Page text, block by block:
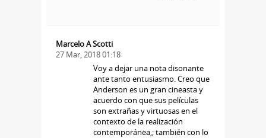
Marcelo A Scotti
27 Mar, 2018 01:18
Voy a dejar una nota disonante
ante tanto entusiasmo. Creo que
Anderson es un gran cineasta y
acuerdo con que sus películas
son extrañas y virtuosas en el
contexto de la realización
contemporánea,; también con lo